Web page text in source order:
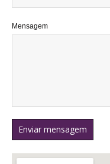
Mensagem